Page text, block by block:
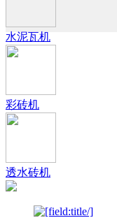
水泥瓦机
彩砖机
透水砖机